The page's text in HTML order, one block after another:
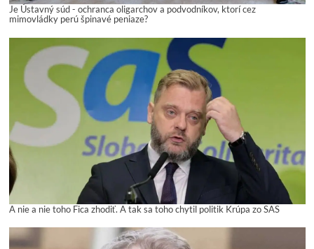
Je Ústavný súd - ochranca oligarchov a podvodníkov, ktorí cez
mimovládky perú špinavé peniaze?
A nie a nie toho Fica zhodiť. A tak sa toho chytil politik Krúpa zo SAS